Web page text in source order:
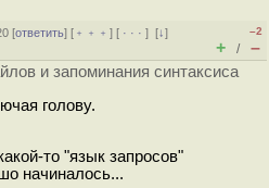
[ответить] [ ﹢﹢﹢] [ · · ·][↓]
–2
+ / –
и запоминания синтаксиса
голову.
то "язык запросов"
начиналось...